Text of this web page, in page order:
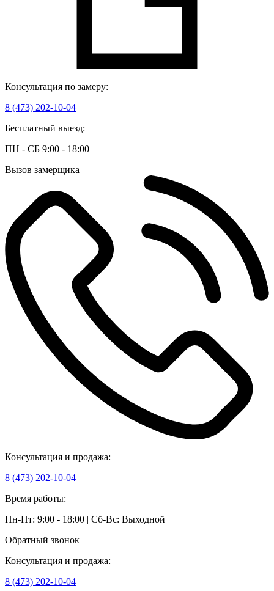
Консультация по замеру:
8 (473) 202-10-04
Бесплатный выезд:
ПН - СБ 9:00 - 18:00
Вызов замерщика
Консультация и продажа:
8 (473) 202-10-04
Время работы:
Пн-Пт: 9:00 - 18:00 | Сб-Вс: Выходной
Обратный звонок
Консультация и продажа:
8 (473) 202-10-04